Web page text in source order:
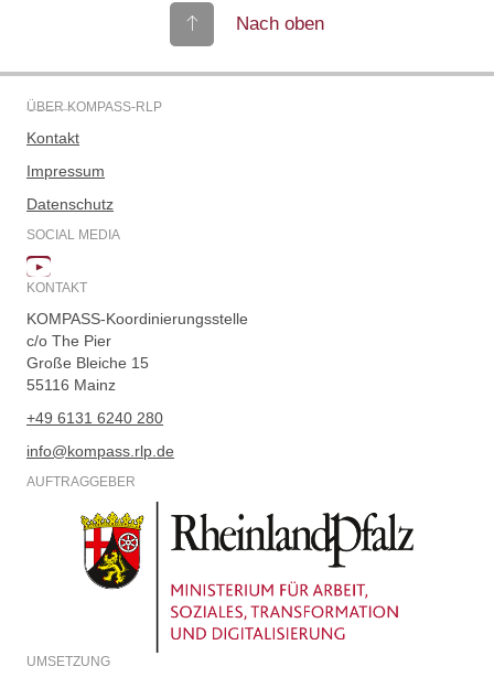
Nach oben
ÜBER KOMPASS-RLP
Kontakt
Impressum
Datenschutz
SOCIAL MEDIA
KONTAKT
KOMPASS-Koordinierungsstelle
c/o The Pier
Große Bleiche 15
55116 Mainz
+49 6131 6240 280
info@kompass.rlp.de
AUFTRAGGEBER
UMSETZUNG